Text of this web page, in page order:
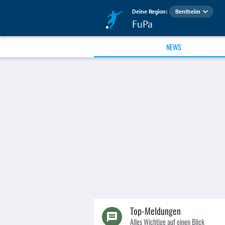
Deine Region: Bentheim
FuPa
NEWS
Top-Meldungen
Alles Wichtige auf einen Blick